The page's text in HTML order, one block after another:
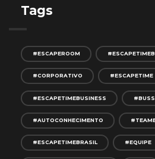
Tags
#ESCAPEROOM
#CORPORATIVO #ESCAPETIME
#ESCAPETIMEBUSINESS
#AUTOCONHECIMENTO
#ESCAPETIMEBRASIL #EQUIPE